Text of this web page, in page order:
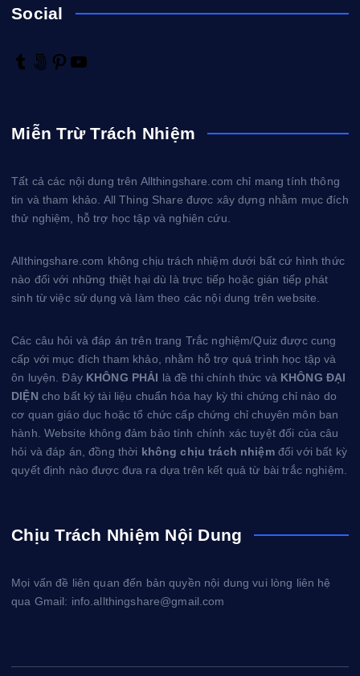
Social
T
l
5
x
P
e
u
Miễn Trừ Trách Nhiệm
Tất cả các nội dung trên Allthingshare.com chỉ mang tính thông
tin và tham khảo. All Thing Share được xây dựng nhằm mục đích
thử nghiệm, hỗ trợ học tập và nghiên cứu.
Allthingshare.com không chịu trách nhiệm dưới bất cứ hình thức
nào đối với những thiệt hại dù là trực tiếp hoặc gián tiếp phát
sinh từ việc sử dụng và làm theo các nội dung trên website.
Các câu hỏi và đáp án trên trang Trắc nghiệm/Quiz được cung
cấp với mục đích tham khảo, nhằm hỗ trợ quá trình học tập và
ôn luyện. Đây KHÔNG PHẢI là đề thi chính thức và KHÔNG ĐẠI
DIỆN cho bất kỳ tài liệu chuẩn hóa hay kỳ thi chứng chỉ nào do
cơ quan giáo dục hoặc tổ chức cấp chứng chỉ chuyên môn ban
hành. Website không đảm bảo tính chính xác tuyệt đối của câu
hỏi và đáp án, đồng thời không chịu trách nhiệmđối với bất kỳ
quyết định nào được đưa ra dựa trên kết quả từ bài trắc nghiệm.
Chịu Trách Nhiệm Nội Dung
Mọi vấn đề liên quan đến bản quyền nội dung vui lòng liên hệ
qua Gmail: info.allthingshare@gmail.com